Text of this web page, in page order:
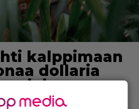
kalppimaan
dollaria
elokuvan